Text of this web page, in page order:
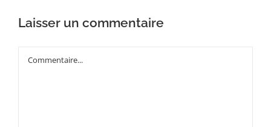
Laisser un commentaire
Commentaire